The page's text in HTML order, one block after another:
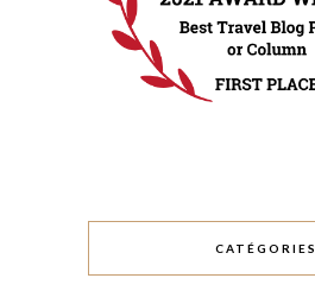
CATÉGORIES